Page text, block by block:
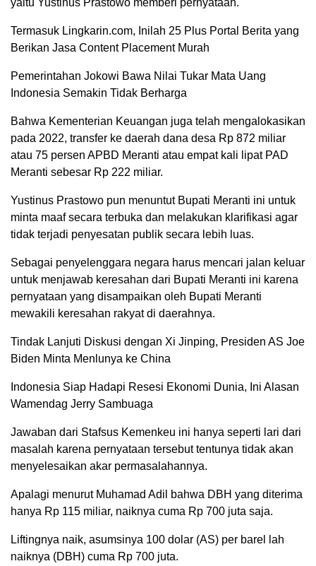
yaitu Yustinus Prastowo memberi pernyataan.
Termasuk Lingkarin.com, Inilah 25 Plus Portal Berita yang
Berikan Jasa Content Placement Murah
Pemerintahan Jokowi Bawa Nilai Tukar Mata Uang
Indonesia Semakin Tidak Berharga
Bahwa Kementerian Keuangan juga telah mengalokasikan
pada 2022, transfer ke daerah dana desa Rp 872 miliar
atau 75 persen APBD Meranti atau empat kali lipat PAD
Meranti sebesar Rp 222 miliar.
Yustinus Prastowo pun menuntut Bupati Meranti ini untuk
minta maaf secara terbuka dan melakukan klarifikasi agar
tidak terjadi penyesatan publik secara lebih luas.
Sebagai penyelenggara negara harus mencari jalan keluar
untuk menjawab keresahan dari Bupati Meranti ini karena
pernyataan yang disampaikan oleh Bupati Meranti
mewakili keresahan rakyat di daerahnya.
Tindak Lanjuti Diskusi dengan Xi Jinping, Presiden AS Joe
Biden Minta Menlunya ke China
Indonesia Siap Hadapi Resesi Ekonomi Dunia, Ini Alasan
Wamendag Jerry Sambuaga
Jawaban dari Stafsus Kemenkeu ini hanya seperti lari dari
masalah karena pernyataan tersebut tentunya tidak akan
menyelesaikan akar permasalahannya.
Apalagi menurut Muhamad Adil bahwa DBH yang diterima
hanya Rp 115 miliar, naiknya cuma Rp 700 juta saja.
Liftingnya naik, asumsinya 100 dolar (AS) per barel lah
naiknya (DBH) cuma Rp 700 juta.